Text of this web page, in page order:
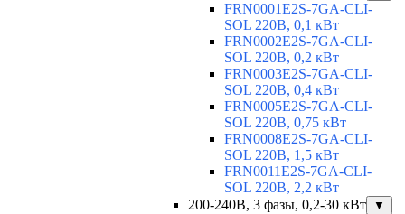
FRN0001E2S-7GA-CLI-
SOL 220В, 0,1 кВт
FRN0002E2S-7GA-CLI-
SOL 220В, 0,2 кВт
FRN0003E2S-7GA-CLI-
SOL 220В, 0,4 кВт
FRN0005E2S-7GA-CLI-
SOL 220В, 0,75 кВт
FRN0008E2S-7GA-CLI-
SOL 220В, 1,5 кВт
FRN0011E2S-7GA-CLI-
SOL 220В, 2,2 кВт
200-240В, 3 фазы, 0,2-30 кВт
▼